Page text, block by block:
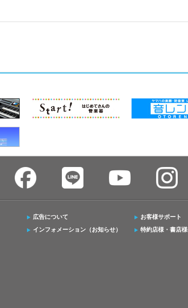
広告について
インフォメーション（お知らせ）
お客様サポート
特約店様・書店